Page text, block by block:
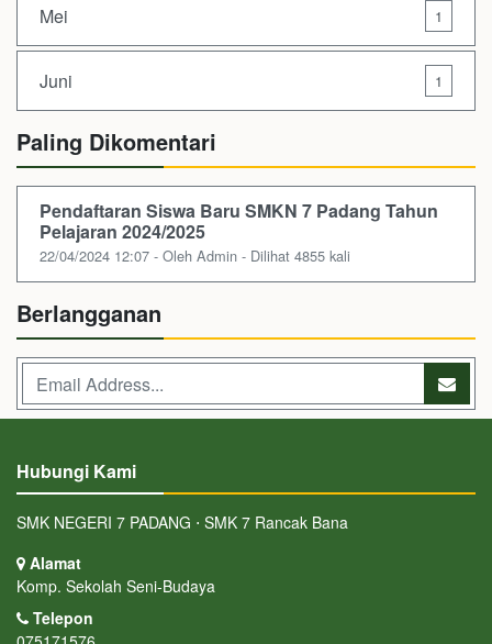
Mei 1
Juni 1
Paling Dikomentari
Pendaftaran Siswa Baru SMKN 7 Padang Tahun
Pelajaran 2024/2025
22/04/2024 12:07 - Oleh Admin - Dilihat 4855 kali
Berlangganan
Hubungi Kami
SMK NEGERI 7 PADANG ⋅ SMK 7 Rancak Bana
Alamat
Komp. Sekolah Seni-Budaya
Telepon